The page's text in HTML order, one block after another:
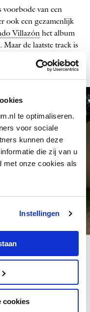
te optimaliseren.
voor sociale
kunnen deze
die zij van u
met onze cookies als
Instellingen
cookies
voorbode van een
ook een gezamenlijk
Villazón het album
de laatste track is
onbevangenheid altijd
het breedste
muziek. Hij verovert